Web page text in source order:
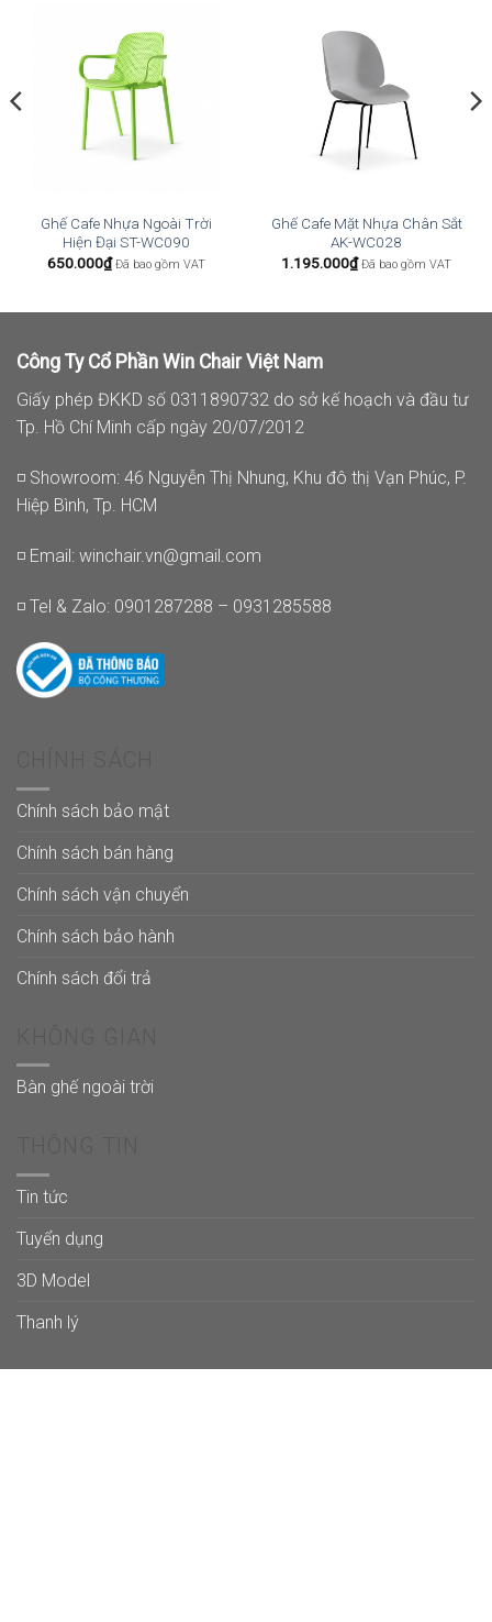
Ghế Cafe Nhựa Ngoài Trời
Hiện Đại ST-WC090
650.000₫ Đã bao gồm VAT
Ghế Cafe Mặt Nhựa Chân Sắt
AK-WC028
1.195.000₫ Đã bao gồm VAT
Công Ty Cổ Phần Win Chair Việt Nam
Giấy phép ĐKKD số 0311890732 do sở kế hoạch và đầu tư
Tp. Hồ Chí Minh cấp ngày 20/07/2012
◽ Showroom: 46 Nguyễn Thị Nhung, Khu đô thị Vạn Phúc, P.
Hiệp Bình, Tp. HCM
◽ Email: winchair.vn@gmail.com
◽ Tel & Zalo: 0901287288 – 0931285588
Chính sách bảo mật
Chính sách bán hàng
Chính sách vận chuyển
Chính sách bảo hành
Chính sách đổi trả
Bàn ghế ngoài trời
Tin tức
Tuyển dụng
3D Model
Thanh lý